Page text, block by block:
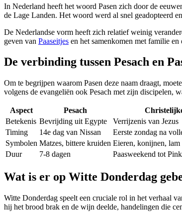
In Nederland heeft het woord Pasen zich door de
de Lage Landen. Het woord werd al snel geadopteerd
De Nederlandse vorm heeft zich relatief weinig
geven van Paaseitjes en het samenkomen met familie en
De verbinding tussen Pesach en
Om te begrijpen waarom Pasen deze naam draagt,
volgens de evangeliën ook Pesach met zijn discipelen,
Aspect Pesach
Betekenis Bevrijding uit Egypte
Verrijzenis van Jezus
Timing
14e dag van Nissan
Eerste zondag na
Symbolen Matzes, bittere kruiden Eieren, konijnen, lam
Duur
7-8 dagen Paasweekend tot
Wat is er op Witte Donderdag
Witte Donderdag speelt een cruciale rol in het verhaal
hij het brood brak en de wijn deelde, handelingen die